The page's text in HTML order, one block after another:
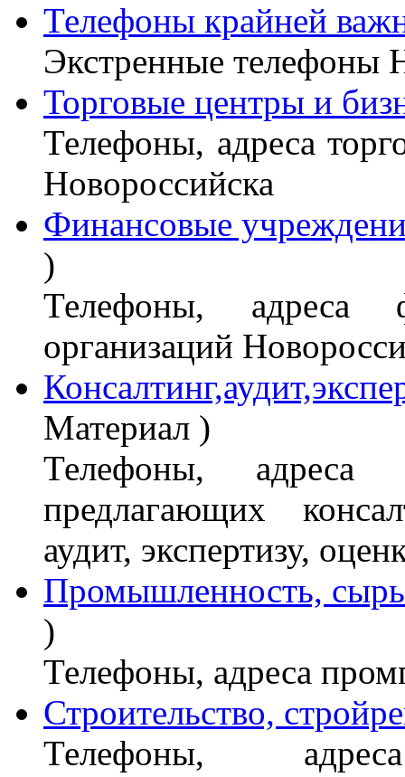
Телефоны крайней
Экстренные телефоны
Торговые центры и
Телефоны, адреса
Новороссийска
Финансовые
)
Телефоны, адреса
организаций
Материал )
Телефоны, адреса
предлагающих
аудит, экспертизу,
Промышленность,
)
Телефоны, адреса
Строительство,
Телефоны, адреса